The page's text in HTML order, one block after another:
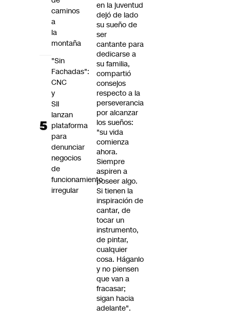
en la juventud
dejó de lado
su sueño de
ser
cantante para
dedicarse a
su familia,
compartió
consejos
respecto a la
perseverancia
por alcanzar
los sueños:
"su vida
comienza
ahora.
Siempre
aspiren a
poseer algo.
Si tienen la
inspiración de
cantar, de
tocar un
instrumento,
de pintar,
cualquier
cosa. Háganlo
y no piensen
que van a
fracasar;
sigan hacia
adelante".
caminos
a
la
montaña
"Sin
Fachadas":
CNC
y
SII
lanzan
plataforma
para
denunciar
negocios
de
funcionamiento
irregular